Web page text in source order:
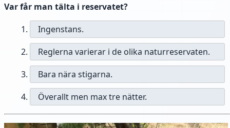
Var får man tälta i reservatet?
Ingenstans.
Reglerna varierar i de olika naturreservaten.
Bara nära stigarna.
Överallt men max tre nätter.